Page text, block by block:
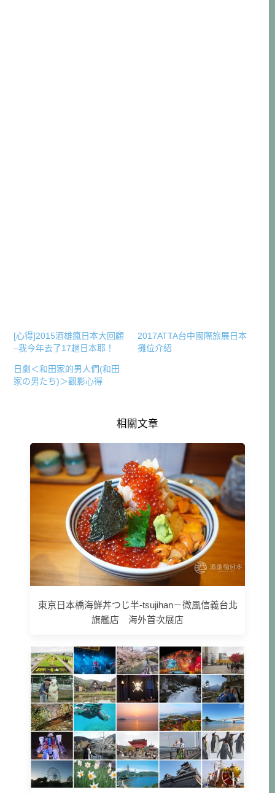
[心得]2015酒雄瘋日本大回顧
–我今年去了17趟日本耶！
2017ATTA台中國際旅展日本
攤位介紹
日劇＜和田家的男人們(和田
家の男たち)＞觀影心得
相關文章
東京日本橋海鮮丼つじ半-tsujihan－微風信義台北
旗艦店 海外首次展店